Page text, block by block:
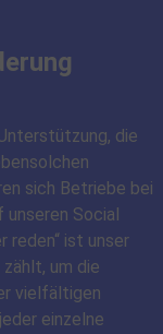
die
sich Betriebe bei
Social
reden“ ist unser
um die
vielfältigen
einzelne